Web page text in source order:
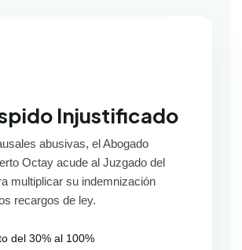
Injustificado
abusivas, el Abogado
Octay acude al Juzgado del
multiplicar su indemnización
recargos de ley.
del 30% al 100%